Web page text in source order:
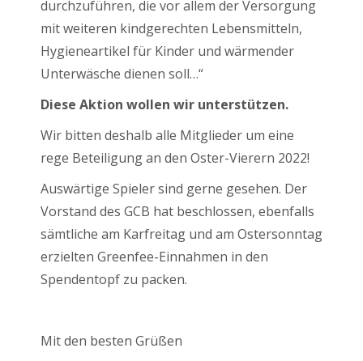
durchzuführen, die vor allem der Versorgung
mit weiteren kindgerechten Lebensmitteln,
Hygieneartikel für Kinder und wärmender
Unterwäsche dienen soll…“
Diese Aktion wollen wir unterstützen.
Wir bitten deshalb alle Mitglieder um eine
rege Beteiligung an den Oster-Vierern 2022!
Auswärtige Spieler sind gerne gesehen. Der
Vorstand des GCB hat beschlossen, ebenfalls
sämtliche am Karfreitag und am Ostersonntag
erzielten Greenfee-Einnahmen in den
Spendentopf zu packen.
Mit den besten Grüßen